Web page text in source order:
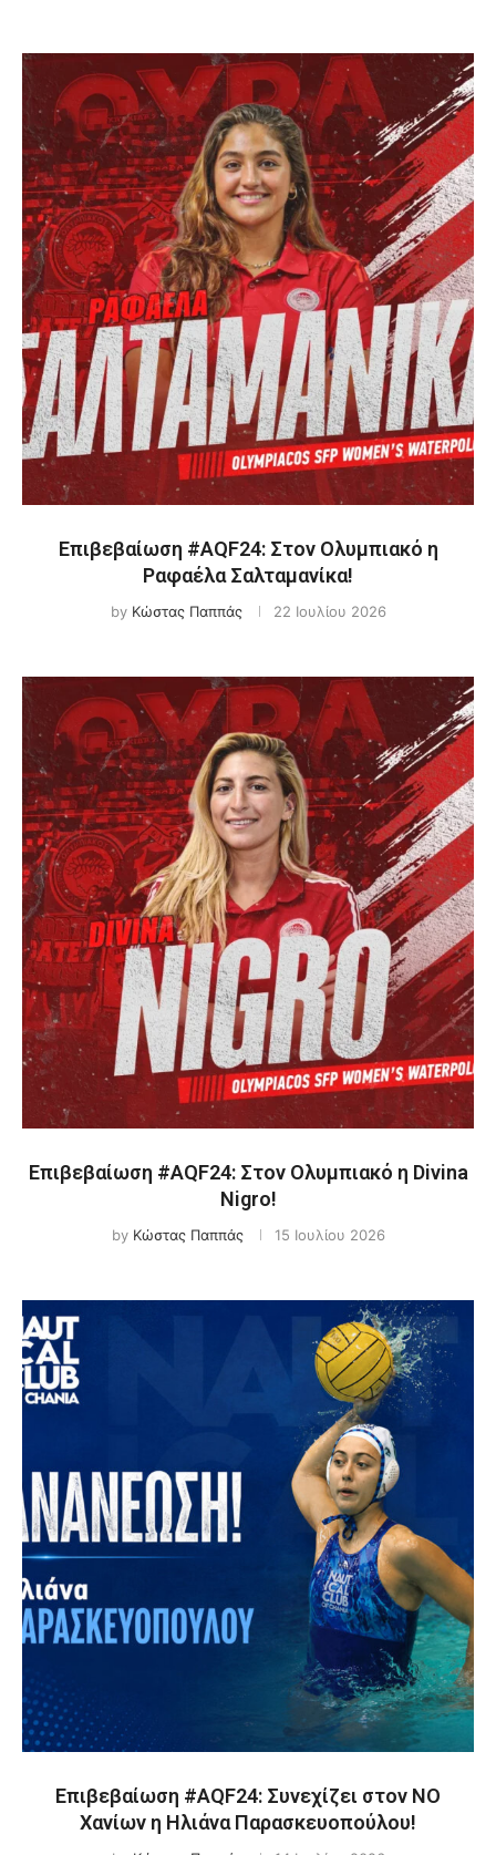
Επιβεβαίωση #AQF24: Στον Ολυμπιακό η
Ραφαέλα Σαλταμανίκα!
by Κώστας Παππάς 22 Ιουλίου 2026
Επιβεβαίωση #AQF24: Στον Ολυμπιακό η Divina
Nigro!
by Κώστας Παππάς 15 Ιουλίου 2026
Επιβεβαίωση #AQF24: Συνεχίζει στον ΝΟ
Χανίων η Ηλιάνα Παρασκευοπούλου!